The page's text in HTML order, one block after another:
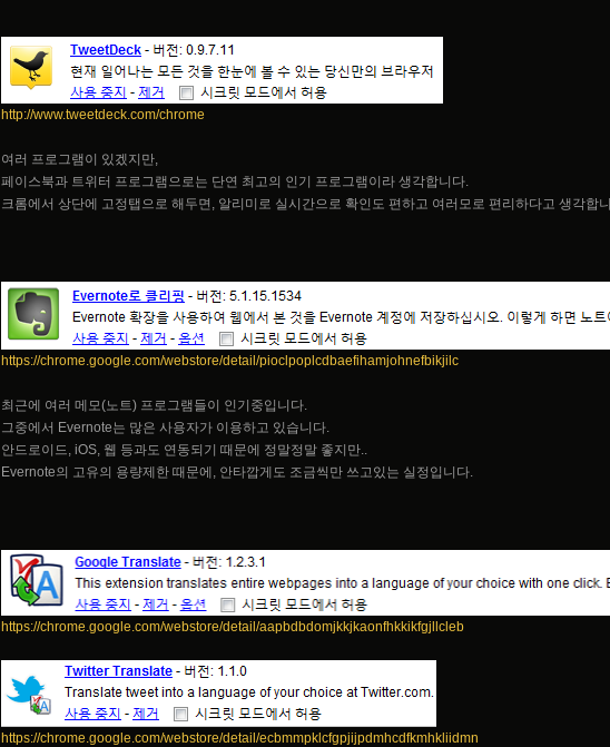
http://www.tweetdeck.com/chrome
여러 프로그램이 있겠지만,
페이스북과 트위터 프로그램으로는 단연 최고의 인기 프로그램이라 생각합니다.
크롬에서 상단에 고정탭으로 해두면, 알리미로 실시간으로 확인도 편하고 여러모로 편리하다고 생각합
https://chrome.google.com/webstore/detail/pioclpoplcdbaefihamjohnefbikjilc
최근에 여러 메모(노트) 프로그램들이 인기중입니다.
그중에서 Evernote는 많은 사용자가 이용하고 있습니다.
안드로이드, iOS, 웹 등과도 연동되기 때문에 정말정말 좋지만..
Evernote의 고유의 용량제한 때문에, 안타깝게도 조금씩만 쓰고있는 실정입니다.
https://chrome.google.com/webstore/detail/aapbdbdomjkkjkaonfhkkikfgjllcleb
https://chrome.google.com/webstore/detail/ecbmmpklcfgpjijpdmhcdfkmhkliidmn